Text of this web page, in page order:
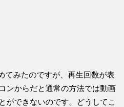
てみたのですが、再生回数が表
ンからだと通常の方法では動画
ができないのです。どうしてこ